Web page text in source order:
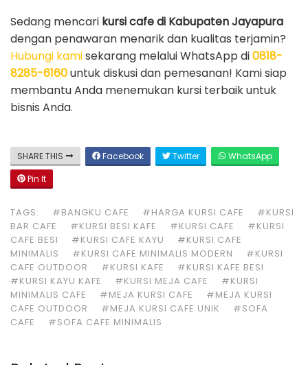
Sedang mencari kursi cafe di Kabupaten Jayapura
dengan penawaran menarik dan kualitas terjamin?
Hubungi kamisekarang melalui WhatsApp di0818-
8285-6160untuk diskusi dan pemesanan! Kami siap
membantu Anda menemukan kursi terbaik untuk
bisnis Anda.
SHARE THIS Facebook Twitter
WhatsApp
Pin It
TAGS: #BANGKU CAFE #HARGA KURSI CAFE
#KURSI
BAR CAFE
#KURSI BESI KAFE #KURSI CAFE
#KURSI
CAFE BESI
#KURSI CAFE KAYU
#KURSI CAFE
MINIMALIS
#KURSI CAFE MINIMALIS MODERN
#KURSI
CAFE OUTDOOR
#KURSI KAFE
#KURSI KAFE BESI
#KURSI KAYU KAFE
#KURSI MEJA CAFE
#KURSI
MINIMALIS CAFE
#MEJA KURSI CAFE
#MEJA KURSI
CAFE OUTDOOR
#MEJA KURSI CAFE UNIK
#SOFA
CAFE
#SOFA CAFE MINIMALIS